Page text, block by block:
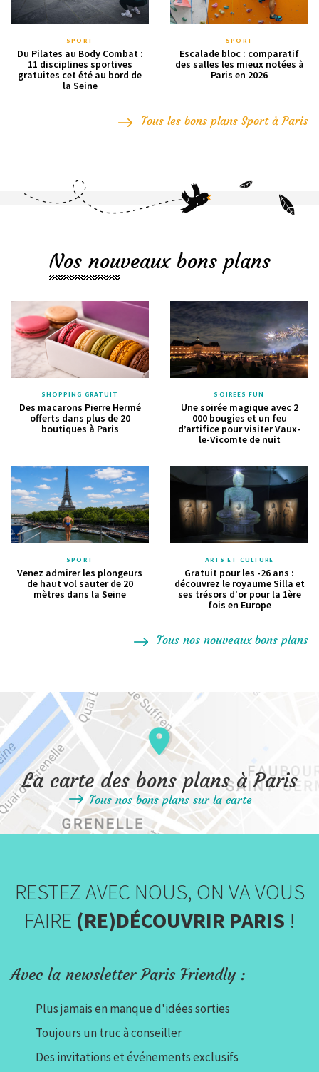
SPORT
Du Pilates au Body Combat :
11 disciplines sportives
gratuites cet été au bord de
la Seine
SPORT
Escalade bloc : comparatif
des salles les mieux notées à
Paris en 2026
Tous les bons plans Sport à Paris
Nos nouveaux bons plans
SHOPPING GRATUIT
Des macarons Pierre Hermé
offerts dans plus de 20
boutiques à Paris
SOIRÉES FUN
Une soirée magique avec 2
000 bougies et un feu
d’artifice pour visiter Vaux-
le-Vicomte de nuit
SPORT
Venez admirer les plongeurs
de haut vol sauter de 20
mètres dans la Seine
ARTS ET CULTURE
Gratuit pour les -26 ans :
découvrez le royaume Silla et
ses trésors d'or pour la 1ère
fois en Europe
Tous nos nouveaux bons plans
La carte des bons plans à Paris
Tous nos bons plans sur la carte
RESTEZ AVEC NOUS, ON VA VOUS
FAIRE (RE)DÉCOUVRIR PARIS !
Avec la newsletter Paris Friendly :
Plus jamais en manque d'idées sorties
Toujours un truc à conseiller
Des invitations et événements exclusifs